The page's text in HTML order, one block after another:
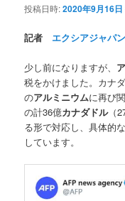
投稿日時:2020年9月16日
記者 エクシアジャパン
少し前になりますが、
税をかけました。カナ
のアルミニウムに再び
の計36億カナダドル（
る形で対応し、具体的
しています。